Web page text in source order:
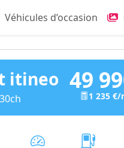
Véhicules d’occasion
itineo 49
1 235 €/